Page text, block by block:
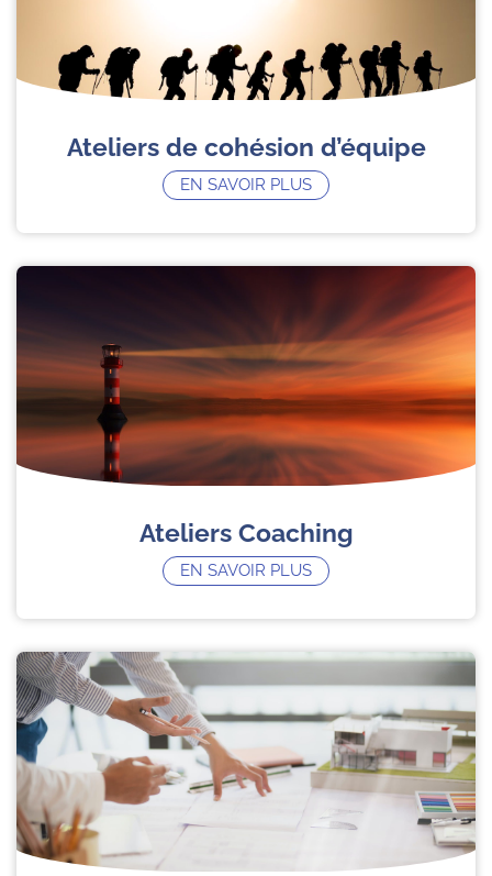
Ateliers de cohésion d’équipe
EN SAVOIR PLUS
Ateliers Coaching
EN SAVOIR PLUS